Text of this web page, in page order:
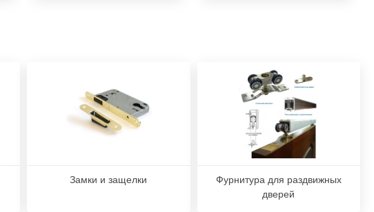
Замки и защелки
Фурнитура для раздвижных
дверей